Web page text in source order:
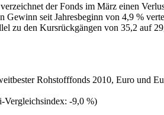
der Fonds im März einen
Gewinn seit Jahresbeginn von 4,9 %
zu den Kursrückgängen von 35,2 auf
Rohstofffonds 2010, Euro und
-9,0 %)